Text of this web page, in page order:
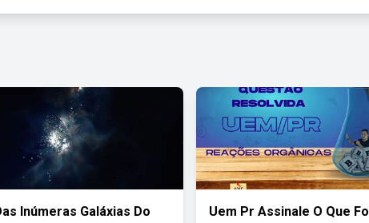
Inúmeras Galáxias Do Uem Pr Assinale O Que